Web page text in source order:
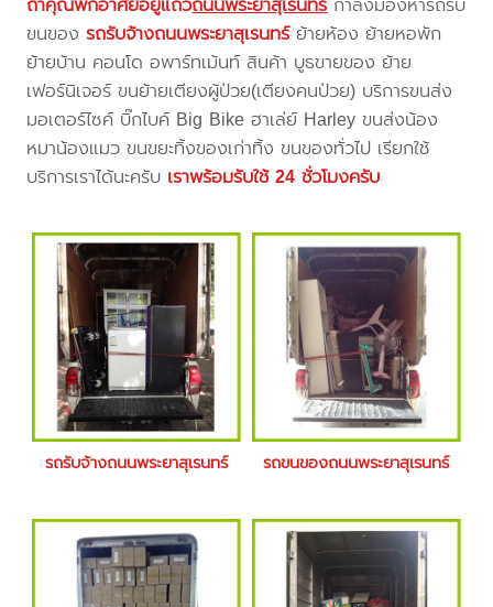
ขนของรถรับจ้างถนนพระยาสุเรนทร์ย้ายห้อง ย้ายหอพัก
ย้ายบ้าน คอนโด อพาร์ทเม้นท์ สินค้า บูธขายของ ย้าย
เฟอร์นิเจอร์ ขนย้ายเตียงผู้ป่วย(เตียงคนป่วย) บริการขนส่ง
มอเตอร์ไซค์ บิ๊กไบค์ Big Bike ฮาเล่ย์ Harley ขนส่งน้อง
หมาน้องแมว ขนขยะทิ้งของเก่าทิ้ง ขนของทั่วไป เรียกใช้
บริการเราได้นะครับ เราพร้อมรับใช้ 24 ชั่วโมงครับ
รถรับจ้างถนนพระยาสุเรนทร์ รถขนของถนนพระยาสุเรนทร์